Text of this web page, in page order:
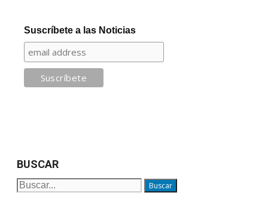
Suscríbete a las Noticias
BUSCAR
Buscar: